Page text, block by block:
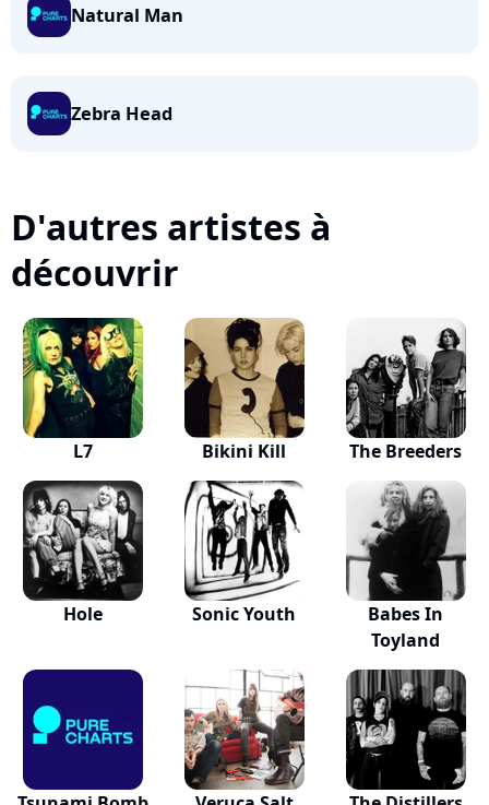
Natural Man
Zebra Head
D'autres artistes à
découvrir
L7 Bikini Kill The Breeders
Hole Sonic Youth
Babes In
Toyland